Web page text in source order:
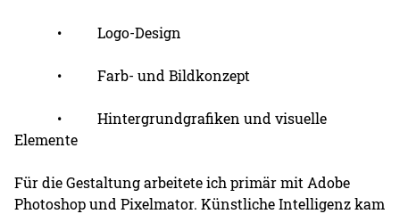
• Logo-Design
• Farb- und Bildkonzept
• Hintergrundgrafiken und visuelle
Elemente
Für die Gestaltung arbeitete ich primär mit Adobe
Photoshop und Pixelmator. Künstliche Intelligenz kam